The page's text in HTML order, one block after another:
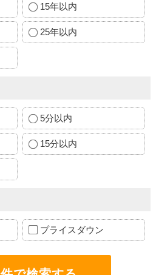
15年以内
25年以内
5分以内
15分以内
プライスダウン